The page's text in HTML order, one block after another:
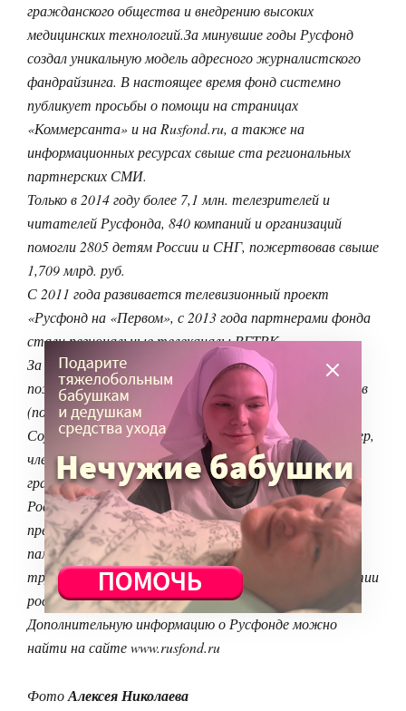
гражданского общества и внедрению высоких
медицинских технологий.За минувшие годы Русфонд
создал уникальную модель адресного журналистского
фандрайзинга. В настоящее время фонд системно
публикует просьбы о помощи на страницах
«Коммерсанта» и на Rusfond.ru, а также на
информационных ресурсах свыше ста региональных
партнерских СМИ.
Только в 2014 году более 7,1 млн. телезрителей и
читателей Русфонда, 840 компаний и организаций
помогли 2805 детям России и СНГ, пожертвовав свыше
1,709 млрд. руб.
С 2011 года развивается телевизионный проект
«Русфонд на «Первом», с 2013 года партнерами фонда
стали региональные телеканалы ВГТРК.
За 18 с половиной лет частные лица и компании
пожертвовали в Русфонд свыше 191,07 млн. долларов
(по состоянию на 21.05.2015).
Соучредитель и Президент Русфонда — Лев Амбиндер,
член Совета при Президенте РФ по развитию
гражданского общества и правам человека.
Российский фонд помощи – лауреат национальной
премии «Серебряный лучник» за 2000 год. Награжден
памятным знаком «Милосердие» №1 Министерства
труда и социального развития РФ за заслуги в развитии
российской благотворительности.
Дополнительную информацию о Русфонде можно
найти на сайте www.rusfond.ru
ФотоАлексея Николаева